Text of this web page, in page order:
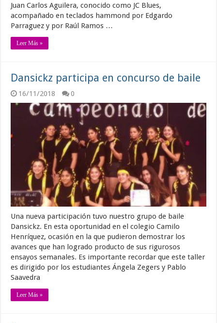
Juan Carlos Aguilera, conocido como JC Blues,
acompañado en teclados hammond por Edgardo
Parraguez y por Raúl Ramos …
Leer Más »
Dansickz participa en concurso de baile
16/11/2018 0
Una nueva participación tuvo nuestro grupo de baile
Dansickz. En esta oportunidad en el colegio Camilo
Henríquez, ocasión en la que pudieron demostrar los
avances que han logrado producto de sus rigurosos
ensayos semanales. Es importante recordar que este taller
es dirigido por los estudiantes Ángela Zegers y Pablo
Saavedra
Leer Más »